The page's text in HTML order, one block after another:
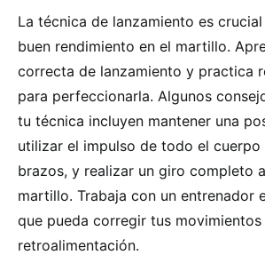
La técnica de lanzamiento es
buen rendimiento en el martillo.
correcta de lanzamiento y practica
para perfeccionarla. Algunos
tu técnica incluyen mantener una
utilizar el impulso de todo el
brazos, y realizar un giro completo
martillo. Trabaja con un entrenador
que pueda corregir tus
retroalimentación.